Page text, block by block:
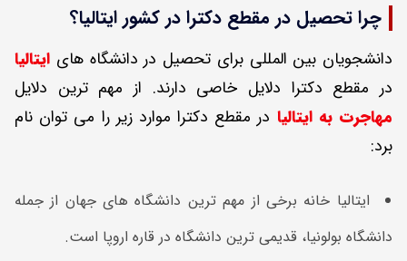
چرا تحصیل در مقطع دکترا در کشور ایتالیا؟
دانشجویان بین المللی برای تحصیل در دانشگاه های ایتالیا
در مقطع دکترا دلایل خاصی دارند. از مهم ترین دلایل
مهاجرت به ایتالیا در مقطع دکترا موارد زیر را می توان نام
برد:
ایتالیا خانه برخی از مهم ترین دانشگاه های جهان از جمله
دانشگاه بولونیا، قدیمی ‌ترین دانشگاه در قاره اروپا است.